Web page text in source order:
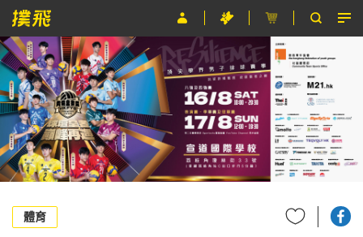
節目
主辦單位
關於撲飛
條款及細則
EN
體育